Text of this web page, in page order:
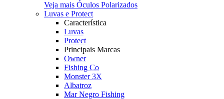
Veja mais Óculos Polarizados
Luvas e Protect
Característica
Luvas
Protect
Principais Marcas
Owner
Fishing Co
Monster 3X
Albatroz
Mar Negro Fishing